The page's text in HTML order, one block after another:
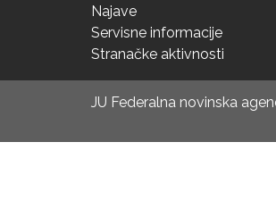
Najave
Servisne informacije
Stranačke aktivnosti
JU Federalna novinska